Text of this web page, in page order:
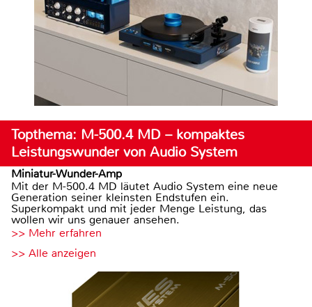
Topthema: M-500.4 MD – kompaktes
Leistungswunder von Audio System
Miniatur-Wunder-Amp
Mit der M-500.4 MD läutet Audio System eine neue
Generation seiner kleinsten Endstufen ein.
Superkompakt und mit jeder Menge Leistung, das
wollen wir uns genauer ansehen.
>> Mehr erfahren
>> Alle anzeigen